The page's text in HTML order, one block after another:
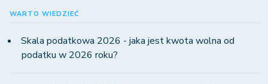
WARTO WIEDZIEĆ
Skala podatkowa 2026 - jaka jest kwota wolna od
podatku w 2026 roku?